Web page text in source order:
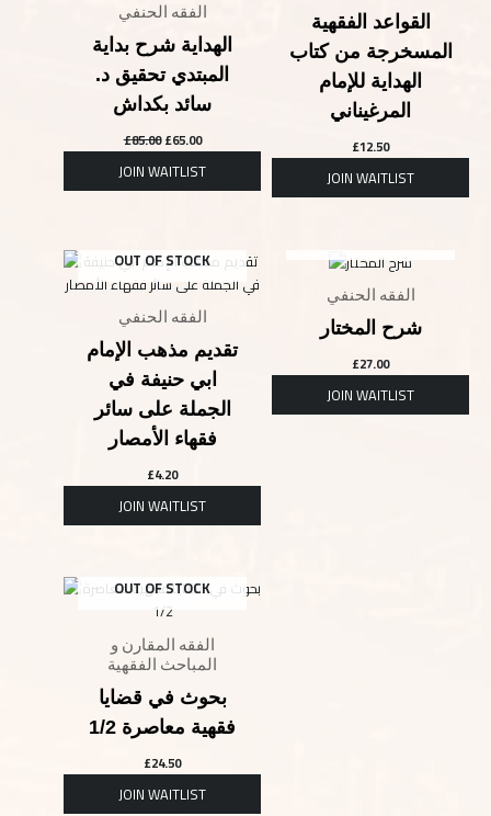
الفقه الحنفي
الهداية شرح بداية
المبتدي تحقيق د.
سائد بكداش
£85.00£65.00
القواعد الفقهية
المسخرجة من كتاب
الهداية للإمام
المرغيناني
£12.50
OUT OF STOCK
الفقه الحنفي
تقديم مذهب الإمام
ابي حنيفة في
الجملة على سائر
فقهاء الأمصار
£4.20
الفقه الحنفي
شرح المختار
£27.00
OUT OF STOCK
الفقه المقارن و
المباحث الفقهية
بحوث في قضايا
فقهية معاصرة 1/2
£24.50